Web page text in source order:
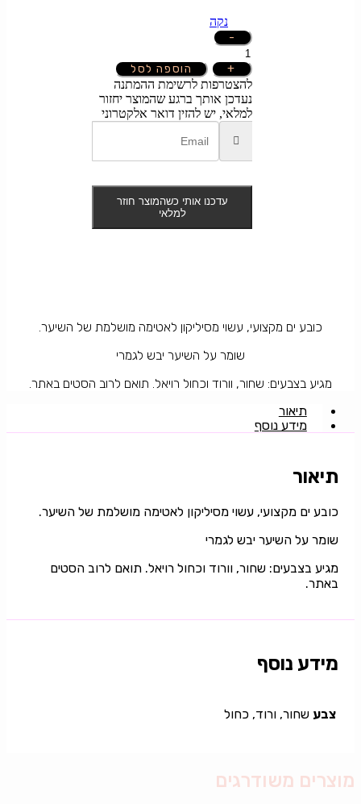
נקה
-
כמות
של
כובע
ים
מקצועי-
סיליקון
+
הוספה לסל
להצטרפות לרשימת ההמתנה
נעדכן אותך ברגע שהמוצר יחזור
למלאי, יש להזין דואר אלקטרוני
עדכנו אותי כשהמוצר חוזר
למלאי
כובע ים מקצועי, עשוי מסיליקון לאטימה מושלמת של השיער.
שומר על השיער יבש לגמרי
מגיע בצבעים: שחור, וורוד וכחול רויאל. תואם לרוב הסטים באתר.
תיאור
מידע נוסף
תיאור
כובע ים מקצועי, עשוי מסיליקון לאטימה מושלמת של השיער.
שומר על השיער יבש לגמרי
מגיע בצבעים: שחור, וורוד וכחול רויאל. תואם לרוב הסטים
באתר.
מידע נוסף
צבע שחור, ורוד, כחול
מוצרים משודרגים